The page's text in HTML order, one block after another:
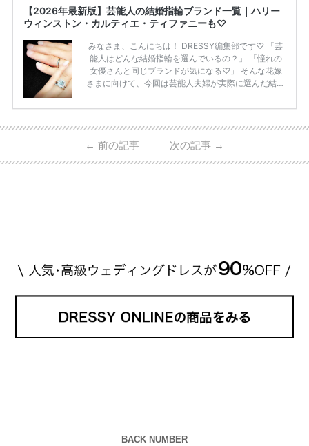
【2026年最新版】芸能人の結婚指輪ブランド一覧｜ハリー
ウィンストン・カルティエ・ティファニーも♡
みなさま、こんにちは！ DRESSY編集部です♡ 「芸
能人はどんな結婚指輪を選んでいるの？」 「憧れの
女優さんと同じブランドが気になる♡」 そんな花嫁
さまに向けて、今回は芸能人夫婦が実際に選んだ結婚
ーウィンストンやカルティエ、ティファニーなど世界
日本で人気のブランドまで幅広くご紹介。 さらに、
・愛用している芸能人夫婦 ・リングの特徴や魅力 ・
← 前の記事 次の記事 →
BACK NUMBER